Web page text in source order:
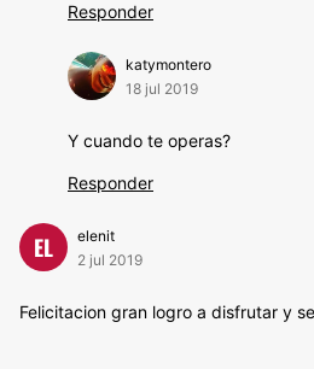
Responder
katymontero
18 jul 2019
Y cuando te operas?
Responder
EL
elenit
2 jul 2019
Felicitacion gran logro a disfrutar y